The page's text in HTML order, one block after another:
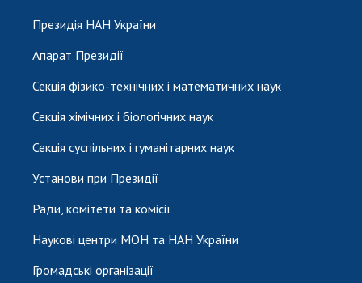
Президія НАН України
Апарат Президії
Секція фізико-технічних і математичних наук
Секція хімічних і біологічних наук
Секція суспільних і гуманітарних наук
Установи при Президії
Ради, комітети та комісії
Наукові центри МОН та НАН України
Громадські організації